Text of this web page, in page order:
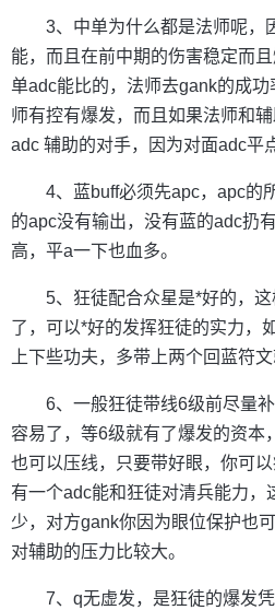
3、中单为什么都是法师呢，
能，而且在前中期的伤害稳定而
单adc能比的，法师去gank的成
师有控有爆发，而且如果法师和
adc 辅助的对手，因为对面adc平
4、蓝buff必须先apc，apc的
的apc没有输出，没有蓝的adc扔
高，平a一下也血多。
5、狂徒配合众星是*好的，
了，可以*好的发挥狂徒的实力，
上下些功夫，多带上两个回蓝符文
6、一般狂徒带线6级前尽量
容易了，等6级就有了爆发的资本
也可以压线，只要带好眼，你可
有一个adc能和狂徒对清兵能力，
少，对方gank你因为眼位保护也
对辅助的压力比较大。
7、q无虚发，是狂徒的爆发